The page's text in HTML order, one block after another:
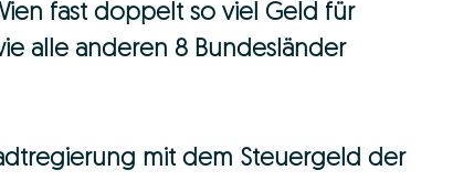
fast doppelt so viel Geld für
alle anderen 8 Bundesländer
mit dem Steuergeld der